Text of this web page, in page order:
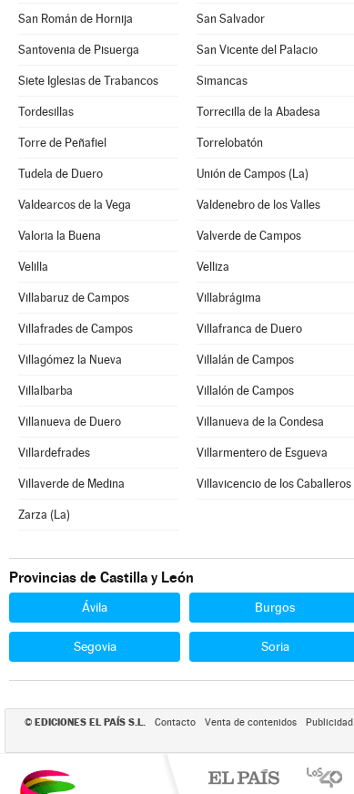
San Román de Hornija San Salvador
Santovenia de Pisuerga San Vicente del Palacio
Siete Iglesias de Trabancos Simancas
Tordesillas Torrecilla de la Abadesa
Torre de Peñafiel Torrelobatón
Tudela de Duero Unión de Campos (La)
Valdearcos de la Vega Valdenebro de los Valles
Valoria la Buena Valverde de Campos
Velilla Velliza
Villabaruz de Campos Villabrágima
Villafrades de Campos Villafranca de Duero
Villagómez la Nueva Villalán de Campos
Villalbarba Villalón de Campos
Villanueva de Duero Villanueva de la Condesa
Villardefrades Villarmentero de Esgueva
Villaverde de Medina Villavicencio de los Caballeros
Zarza (La)
Provincias de Castilla y León
Ávila Burgos
Segovia Soria
© EDICIONES EL PAÍS S.L. Contacto Venta de contenidos Publicidad